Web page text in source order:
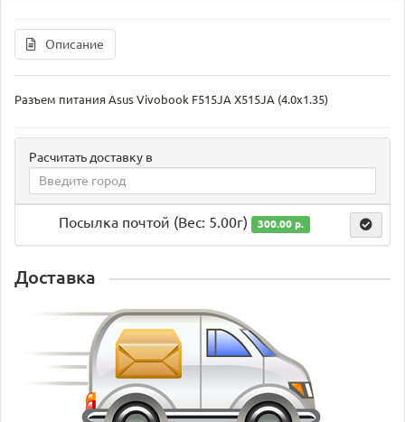
Описание
Разъем питания Asus Vivobook F515JA X515JA (4.0x1.35)
Расчитать доставку в
Посылка почтой (Вес: 5.00г) 300.00 р.
Доставка